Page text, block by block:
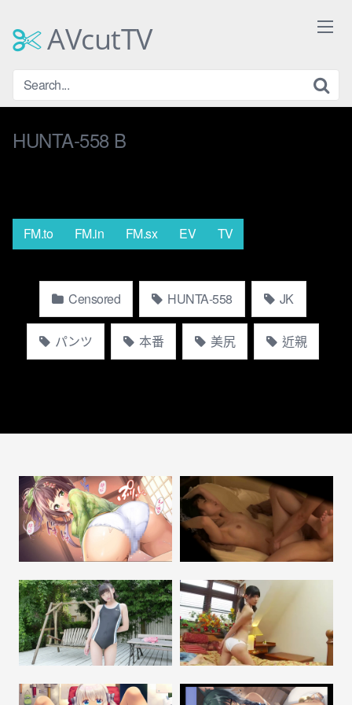
contentAVcutTV
HUNTA-558 B
FM.to FM.in FM.sx EV TV
Censored HUNTA-558 JK
パンツ 本番 美尻 近親